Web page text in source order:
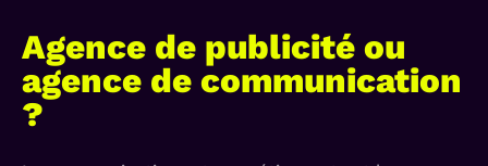
Agence de publicité ou
agence de communication
?